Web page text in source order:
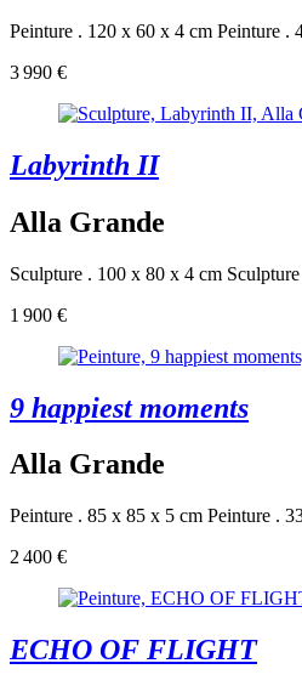
Peinture . 120 x 60 x 4 cm Peinture .
3 990 €
Labyrinth II
Alla Grande
Sculpture . 100 x 80 x 4 cm
1 900 €
9 happiest moments
Alla Grande
Peinture . 85 x 85 x 5 cm Peinture .
2 400 €
ECHO OF FLIGHT